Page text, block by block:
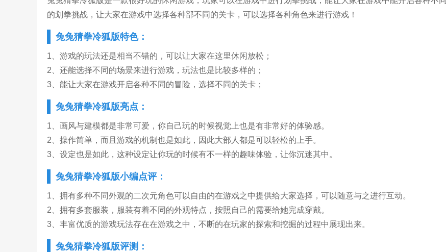
的划拳挑战，让大家在游戏中选择各种部不同的关卡，可以选择各种角色来进行游戏！
兔兔猜拳冷狐版特色：
1、游戏的玩法还是相当不错的，可以让大家在这里休闲放松；
2、还能选择不同的场景来进行游戏，玩法也是比较多样的；
3、能让大家在游戏开启各种不同的冒险，选择不同的关卡；
兔兔猜拳冷狐版亮点：
1、画风与建模都是非常可爱，你自己玩的时候视觉上也是有非常好的体验感。
2、操作简单，而且游戏的机制也是如此，因此大部人都是可以轻松的上手。
3、设定也是如此，这种设定让你玩的时候有不一样的趣味体验，让你沉迷其中。
兔兔猜拳冷狐版小编点评：
1、拥有多种不同外观的二次元角色可以自由的在游戏之中提供给大家选择，可以随意与之进行互动。
2、拥有多套服装，服装有着不同的外观特点，按照自己的需要给她完成穿戴。
3、丰富优质的游戏玩法存在在游戏之中，不断的在玩家的探索和挖掘的过程中展现出来。
兔兔猜拳冷狐版评测：